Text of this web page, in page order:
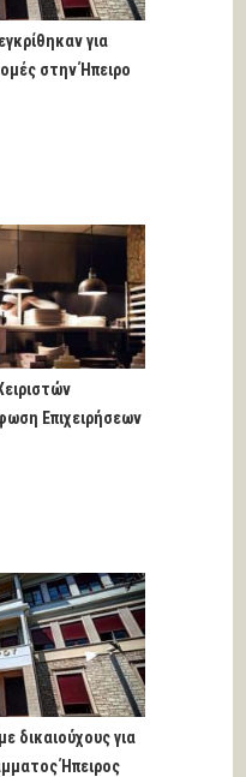
για
στην Ήπειρο
Επιχειρήσεων
δικαιούχους για
Ήπειρος